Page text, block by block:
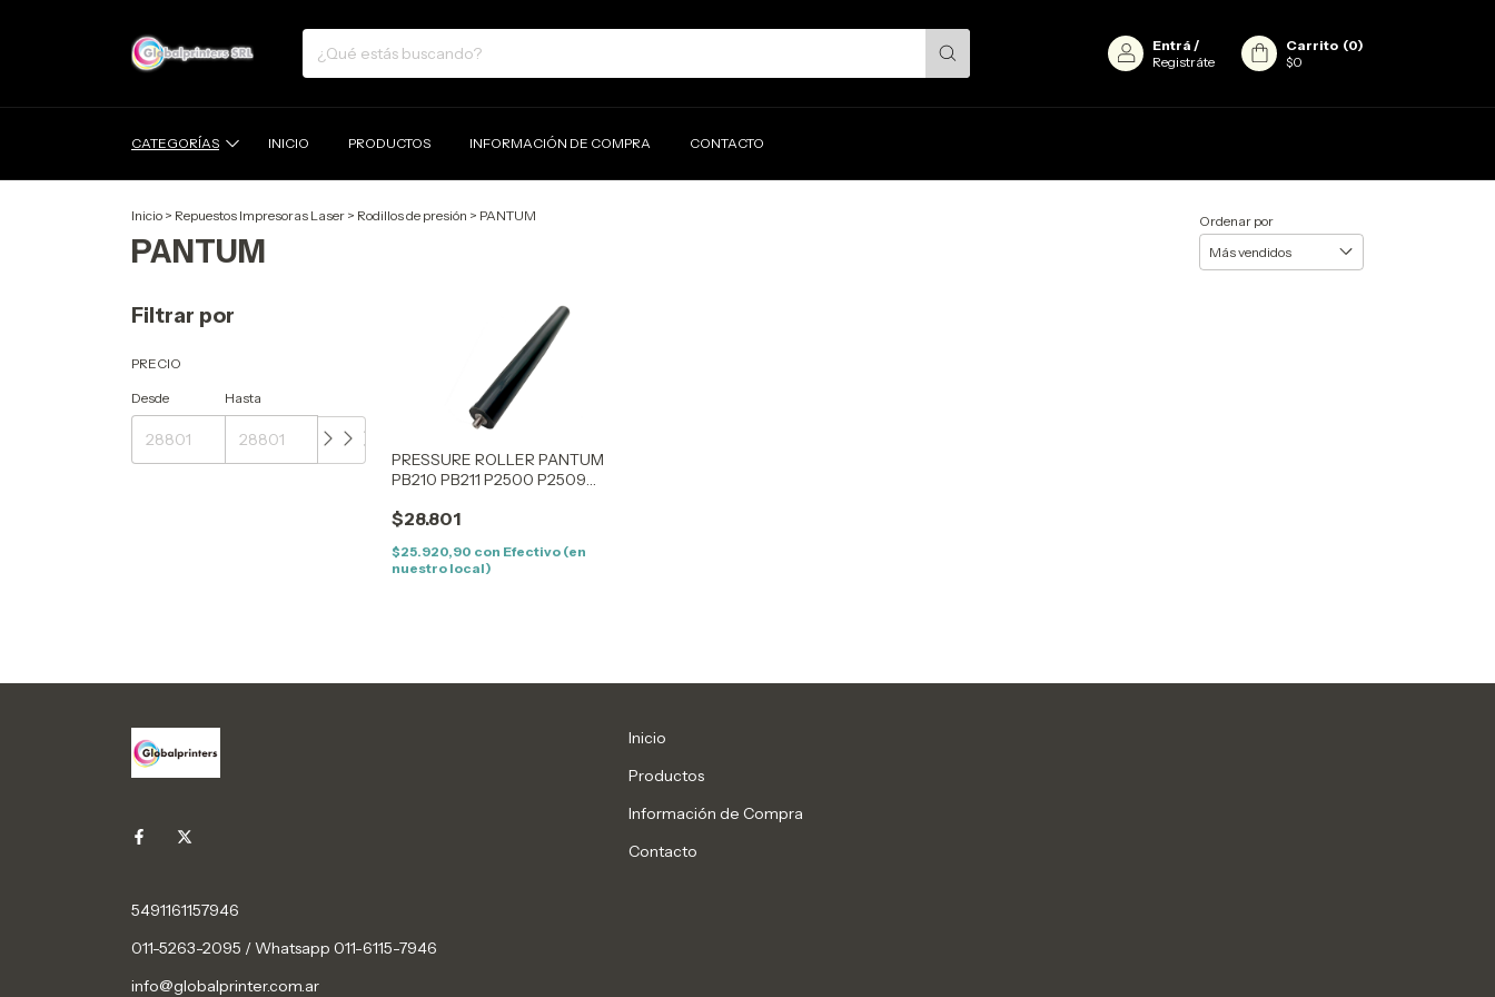
Entrá /
Registráte
Carrito (0)
$0
CATEGORÍAS INICIO PRODUCTOS INFORMACIÓN DE COMPRA CONTACTO
Inicio > Repuestos Impresoras Laser > Rodillos de presión > PANTUM
PANTUM
Ordenar por
Filtrar por
PRECIO
Desde Hasta
PRESSURE ROLLER PANTUM
PB210 PB211 P2500 P2509
$28.801
$25.920,90 con Efectivo (en
nuestro local)
5491161157946
011-5263-2095 / Whatsapp 011-6115-7946
info@globalprinter.com.ar
Inicio
Productos
Información de Compra
Contacto